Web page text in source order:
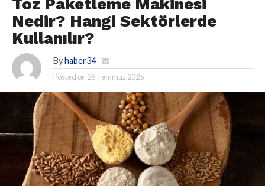
Toz Paketleme Makinesi
Nedir? Hangi Sektörlerde
Kullanılır?
By haber34
Posted on 28 Temmuz 2025